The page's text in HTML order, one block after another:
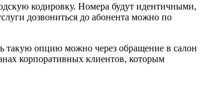
кодировку. Номера будут идентичными,
дозвониться до абонента можно по
такую опцию можно через обращение в салон
корпоративных клиентов, которым